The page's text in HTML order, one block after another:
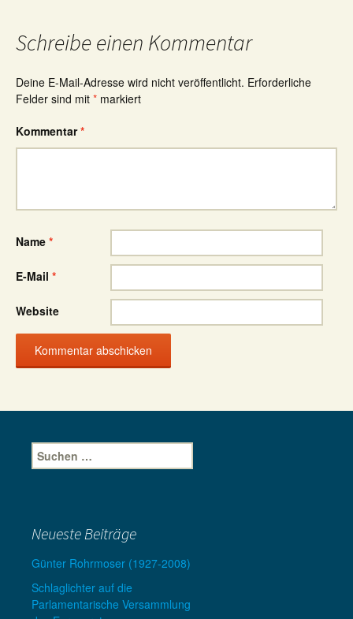
Schreibe einen Kommentar
Deine E-Mail-Adresse wird nicht veröffentlicht. Erforderliche
Felder sind mit * markiert
Kommentar*
Name *
E-Mail *
Website
Suche
nach:
Neueste Beiträge
Günter Rohrmoser (1927-2008)
Schlaglichter auf die
Parlamentarische Versammlung